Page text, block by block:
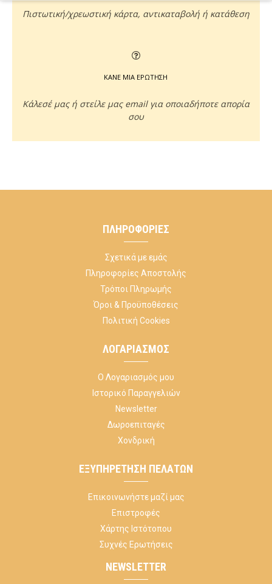
Πιστωτική/χρεωστική κάρτα, αντικαταβολή ή κατάθεση
ΚΑΝΕ ΜΙΑ ΕΡΩΤΗΣΗ
Κάλεσέ μας ή στείλε μας email για οποιαδήποτε απορία
σου
ΠΛΗΡΟΦΟΡΊΕΣ
Σχετικά με εμάς
Πληροφορίες Αποστολής
Τρόποι Πληρωμής
Όροι & Προϋποθέσεις
Πολιτική Cookies
ΛΟΓΑΡΙΑΣΜΌΣ
Ο Λογαριασμός μου
Ιστορικό Παραγγελιών
Newsletter
Δωροεπιταγές
Χονδρική
ΕΞΥΠΗΡΈΤΗΣΗ ΠΕΛΑΤΏΝ
Επικοινωνήστε μαζί μας
Επιστροφές
Χάρτης Ιστότοπου
Συχνές Ερωτήσεις
NEWSLETTER